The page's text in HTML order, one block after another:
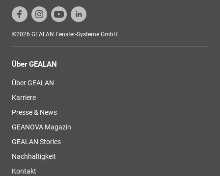
©2026 GEALAN Fenster-Systeme GmbH
Über GEALAN
Über GEALAN
Karriere
Presse & News
GEANOVA Magazin
GEALAN Stories
Nachhaltigkeit
Kontakt